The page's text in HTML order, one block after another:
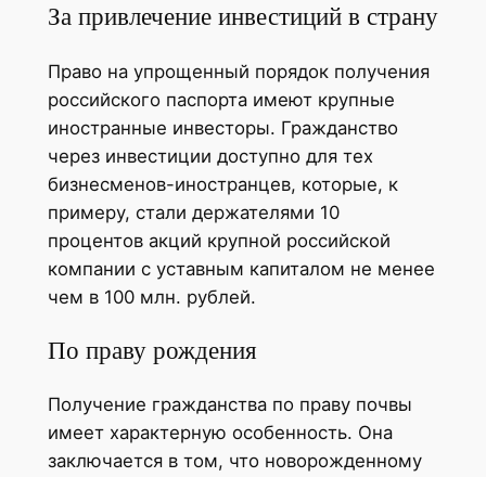
За привлечение инвестиций в страну
Право на упрощенный порядок получения
российского паспорта имеют крупные
иностранные инвесторы. Гражданство
через инвестиции доступно для тех
бизнесменов-иностранцев, которые, к
примеру, стали держателями 10
процентов акций крупной российской
компании с уставным капиталом не менее
чем в 100 млн. рублей.
По праву рождения
Получение гражданства по праву почвы
имеет характерную особенность. Она
заключается в том, что новорожденному